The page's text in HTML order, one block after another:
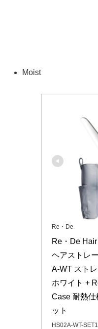
Moist
Re・De
Re・De
ヘアストレ
A-WT スト
ホワイト +
Case 耐熱
ット
HS02A-WT-SET1